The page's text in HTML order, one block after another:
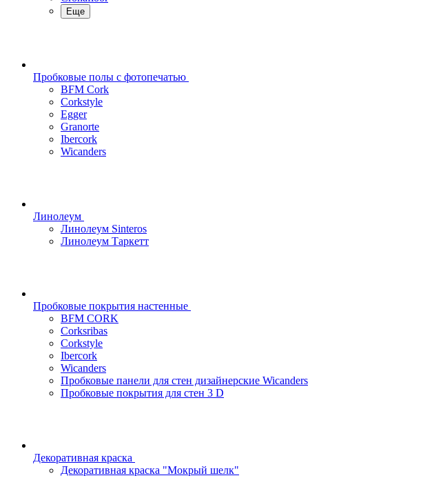
Еще
Пробковые полы с фотопечатью
BFM Cork
Corkstyle
Egger
Granorte
Ibercork
Wicanders
Линолеум
Линолеум Sinteros
Линолеум Таркетт
Пробковые покрытия настенные
BFM CORK
Corksribas
Corkstyle
Ibercork
Wicanders
Пробковые панели для стен дизайнерские Wicanders
Пробковые покрытия для стен 3 D
Декоративная краска
Декоративная краска "Мокрый шелк"